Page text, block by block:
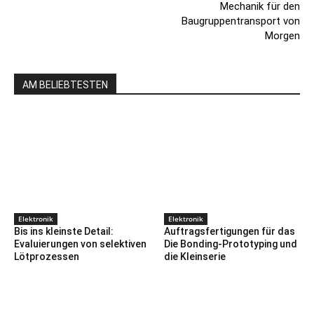
Mechanik für den
Baugruppentransport von
Morgen
AM BELIEBTESTEN
Elektronik
Bis ins kleinste Detail:
Evaluierungen von selektiven
Lötprozessen
Elektronik
Auftragsfertigungen für das
Die Bonding-Prototyping und
die Kleinserie